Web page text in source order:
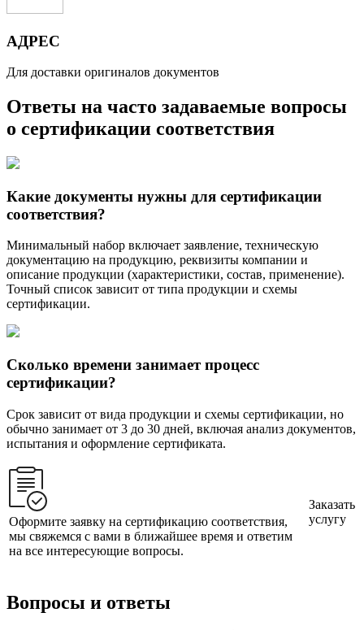
АДРЕС
Для доставки оригиналов документов
Ответы на часто задаваемые вопросы
о сертификации соответствия
Какие документы нужны для сертификации
соответствия?
Минимальный набор включает заявление, техническую
документацию на продукцию, реквизиты компании и
описание продукции (характеристики, состав, применение).
Точный список зависит от типа продукции и схемы
сертификации.
Сколько времени занимает процесс
сертификации?
Срок зависит от вида продукции и схемы сертификации, но
обычно занимает от 3 до 30 дней, включая анализ документов,
испытания и оформление сертификата.
Оформите заявку на сертификацию соответствия,
мы свяжемся с вами в ближайшее время и ответим
на все интересующие вопросы.
Заказать
услугу
Вопросы и ответы